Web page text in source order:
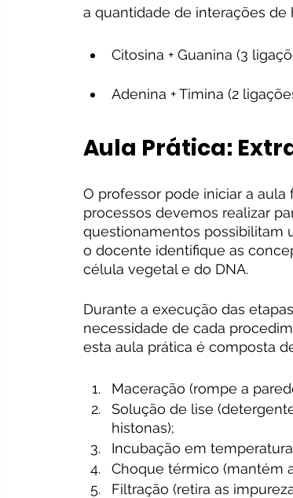
a quantidade de interações de
Citosina + Guanina (3
Adenina + Timina (2
Aula Prática:
O professor pode iniciar a aula
processos devemos realizar
questionamentos possibilitam
o docente identifique as
célula vegetal e do DNA.
Durante a execução das
necessidade de cada
esta aula prática é composta
Maceração (rompe a
Solução de lise
histonas);
Incubação em
Choque térmico (mantém
Filtração (retira as